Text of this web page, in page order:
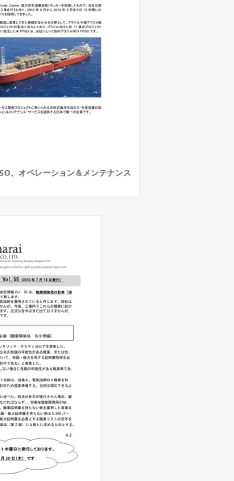
、オペレーション＆メンテナンス